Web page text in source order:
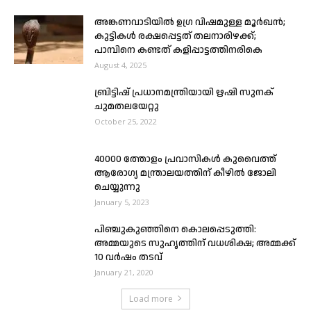
അങ്കണവാടിയിൽ ഉഗ്ര വിഷമുള്ള മൂർഖൻ;
കുട്ടികൾ രക്ഷപ്പെട്ടത് തലനാരിഴക്ക്;
പാമ്പിനെ കണ്ടത് കളിപ്പാട്ടത്തിനരികെ
August 4, 2025
ബ്രിട്ടിഷ് പ്രധാനമന്ത്രിയായി ഋഷി സുനക്
ചുമതലയേറ്റു
October 25, 2022
40000 ത്തോളം പ്രവാസികൾ കുവൈത്ത്
ആരോഗ്യ മന്ത്രാലയത്തിന് കീഴിൽ ജോലി
ചെയ്യുന്നു
January 5, 2023
പിഞ്ചുകുഞ്ഞിനെ കൊലപ്പെടുത്തി:
അമ്മയുടെ സുഹൃത്തിന് വധശിക്ഷ; അമ്മക്ക്
10 വർഷം തടവ്
January 21, 2020
Load more